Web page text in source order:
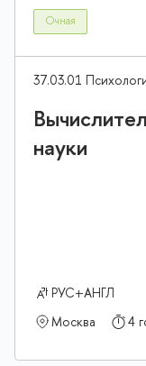
Очная
37.03.01
науки
РУС+АНГЛ
Москва
4